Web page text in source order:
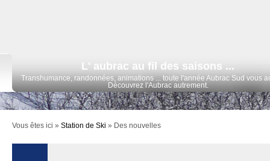
L' aubrac au fil des saisons ...
Transhumance, randonnées, animations ... toute l'année Aubrac Sud vous
Découvrez l'Aubrac autrement.
Vous êtes ici » Station de Ski » Des nouvelles